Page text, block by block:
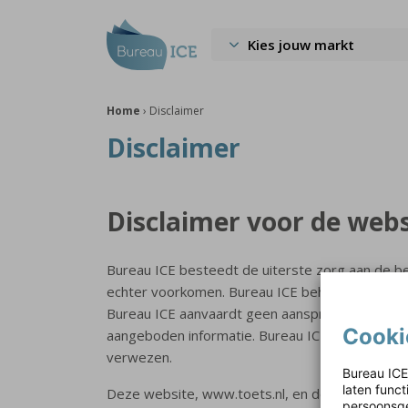
Kies jouw markt
Home › Disclaimer
Disclaimer
Disclaimer voor de
Bureau ICE besteedt de uiterste zorg aan de
echter voorkomen. Bureau ICE behoudt zich
Bureau ICE aanvaardt geen aansprakelijkheid
aangeboden informatie. Bureau ICE
verwezen.
Deze website, www.toets.nl, en de inhoud
Bureau
laten